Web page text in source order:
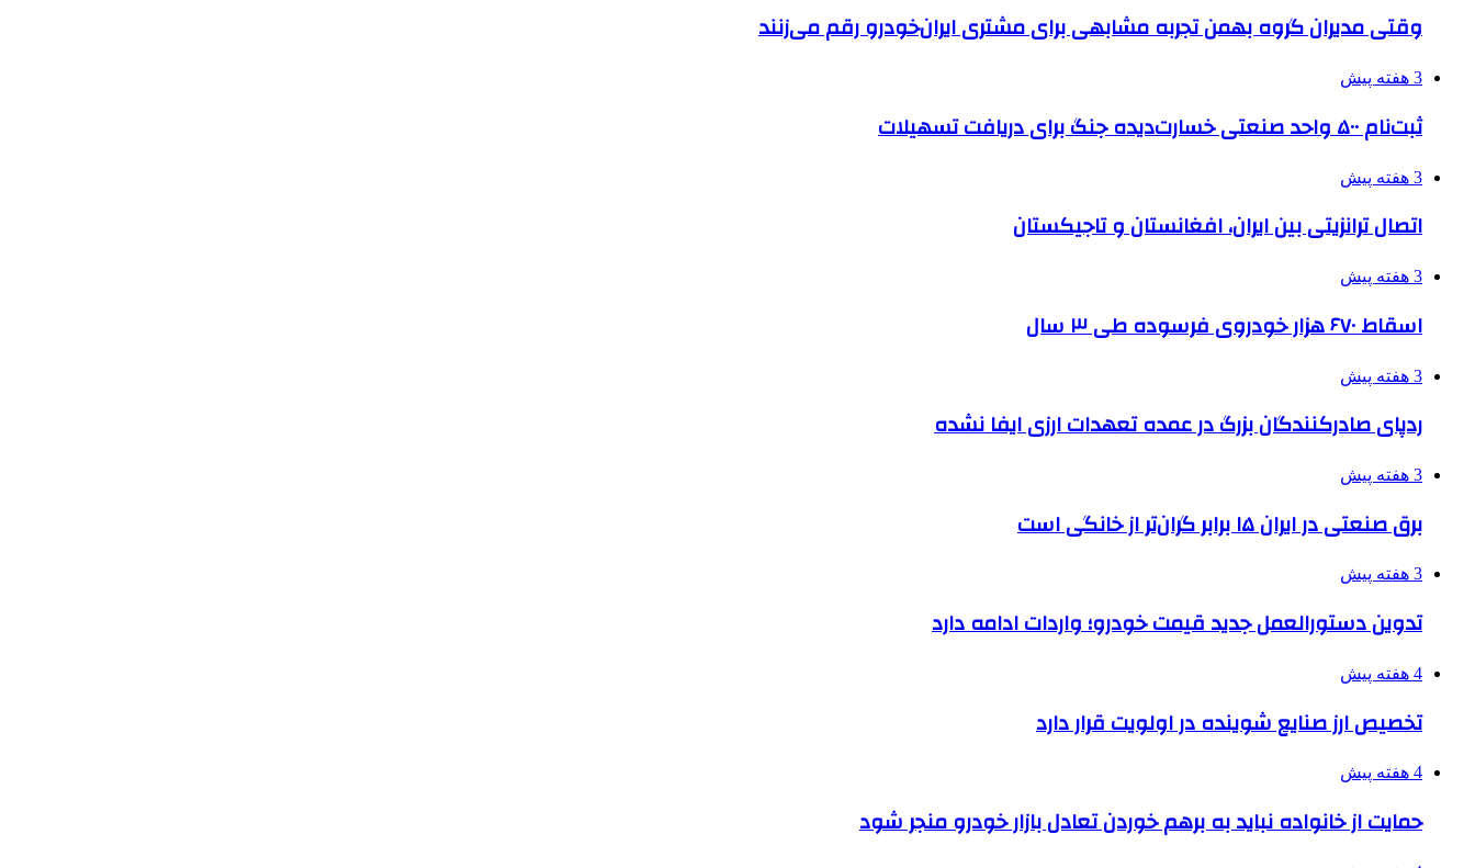
وقتی مدیران گروه بهمن تجربه مشابهی برای مشتری ایران‌خودرو رقم می‌زنند
3 هفته پیش
ثبت‌نام ۵۰۰ واحد صنعتی خسارت‌دیده جنگ برای دریافت تسهیلات
3 هفته پیش
اتصال ترانزیتی بین ایران، افغانستان و تاجیکستان
3 هفته پیش
اسقاط ۶۷۰ هزار خودروی فرسوده طی ۳ سال
3 هفته پیش
ردپای صادرکنندگان بزرگ در عمده تعهدات ارزی ایفا نشده
3 هفته پیش
برق صنعتی در ایران ۱۵ برابر گران‌تر از خانگی است
3 هفته پیش
تدوین دستورالعمل جدید قیمت خودرو؛ واردات ادامه دارد
4 هفته پیش
تخصیص ارز صنایع شوینده در اولویت قرار دارد
4 هفته پیش
حمایت از خانواده نباید به برهم خوردن تعادل بازار خودرو منجر شود